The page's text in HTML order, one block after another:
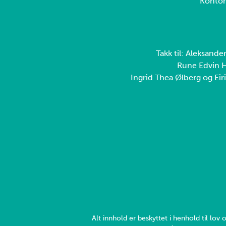
Takk til:
Rune Edvin
Ingrid Thea Ølberg og
Alt innhold er beskyttet i henhold til lov